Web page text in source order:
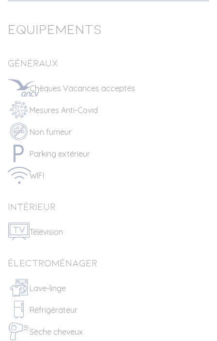
Equipements
Généraux
Chèques Vacances acceptés
Mesures Anti-Covid
Non fumeur
Parking extérieur
WIFI
Intérieur
Télévision
Électroménager
Lave-linge
Réfrigérateur
Sèche cheveux